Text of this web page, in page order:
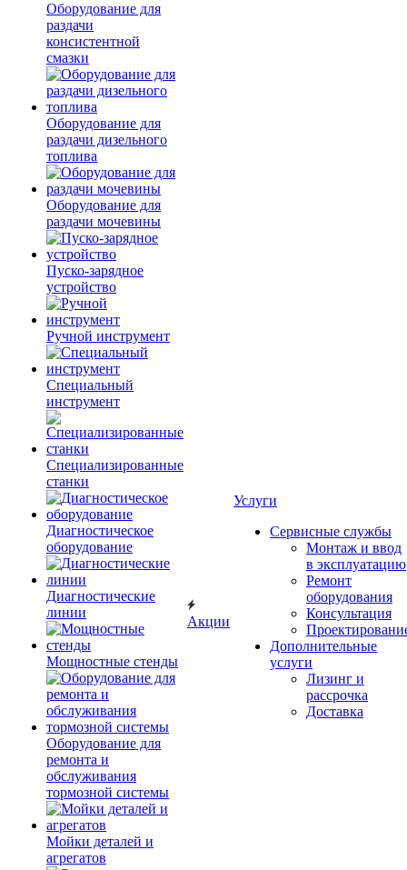
Оборудование для
раздачи
консистентной
смазки
Оборудование для
раздачи дизельного
топлива
Оборудование для
раздачи мочевины
Пуско-зарядное
устройство
Ручной инструмент
Специальный
инструмент
Специализированные
станки
Диагностическое
оборудование
Диагностические
линии
Мощностные стенды
Оборудование для
ремонта и
обслуживания
тормозной системы
Мойки деталей и
агрегатов
Акции
Услуги
Сервисные службы
Монтаж и ввод
в эксплуатацию
Ремонт
оборудования
Консультация
Дополнительные
услуги
Лизинг и
рассрочка
Доставка